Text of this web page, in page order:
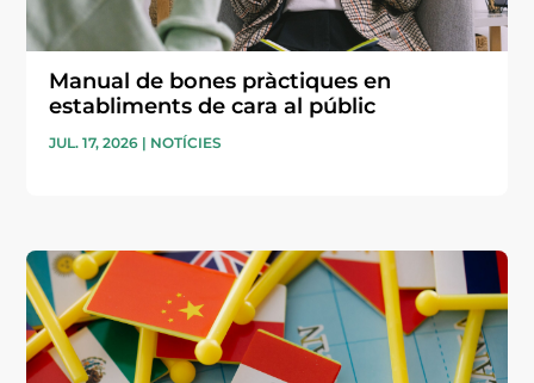
Manual de bones pràctiques en
establiments de cara al públic
JUL. 17, 2026 | NOTÍCIES